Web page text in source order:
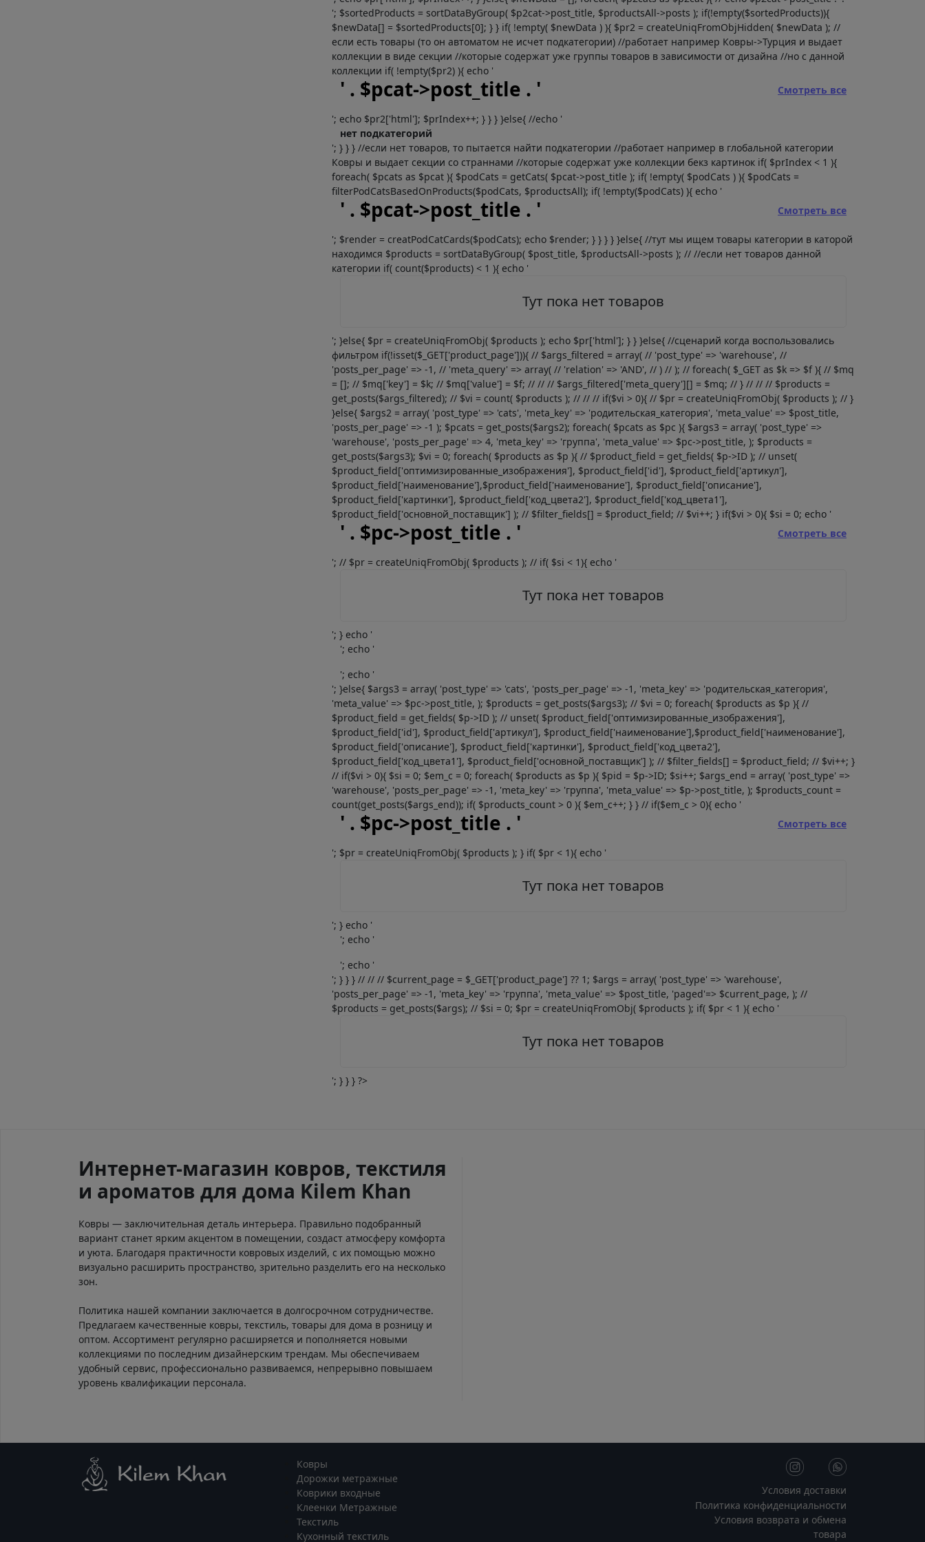
'; $sortedProducts = sortDataByGroup( $p2cat->post_title, $productsAll->posts ); if(!empty($sortedProducts)){
$newData[] = $sortedProducts[0]; } } if( !empty( $newData ) ){ $pr2 = createUniqFromObjHidden( $newData ); //
если есть товары (то он автоматом не исчет подкатегории) //работает например Ковры->Турция и выдает
коллекции в виде секции //которые содержат уже группы товаров в зависимости от дизайна //но с данной
коллекции if( !empty($pr2) ){ echo '
' . $pcat->post_title . ' Смотреть все
'; echo $pr2['html']; $prIndex++; } } } }else{ //echo '
нет подкатегорий
'; } } } //если нет товаров, то пытается найти подкатегории //работает например в глобальной категории
Ковры и выдает секции со страннами //которые содержат уже коллекции бекз картинок if( $prIndex < 1 ){
foreach( $pcats as $pcat ){ $podCats = getCats( $pcat->post_title ); if( !empty( $podCats ) ){ $podCats =
filterPodCatsBasedOnProducts($podCats, $productsAll); if( !empty($podCats) ){ echo '
' . $pcat->post_title . ' Смотреть все
'; $render = creatPodCatCards($podCats); echo $render; } } } } }else{ //тут мы ищем товары категории в каторой
находимся $products = sortDataByGroup( $post_title, $productsAll->posts ); // //если нет товаров данной
категории if( count($products) < 1 ){ echo '
Тут пока нет товаров
'; }else{ $pr = createUniqFromObj( $products ); echo $pr['html']; } } }else{ //сценарий когда воспользовались
фильтром if(!isset($_GET['product_page'])){ // $args_filtered = array( // 'post_type' => 'warehouse', //
'posts_per_page' => -1, // 'meta_query' => array( // 'relation' => 'AND', // ) // ); // foreach( $_GET as $k => $f ){ // $mq
= []; // $mq['key'] = $k; // $mq['value'] = $f; // // // $args_filtered['meta_query'][] = $mq; // } // // // $products =
get_posts($args_filtered); // $vi = count( $products ); // // // if($vi > 0){ // $pr = createUniqFromObj( $products ); // }
}else{ $args2 = array( 'post_type' => 'cats', 'meta_key' => 'родительская_категория', 'meta_value' => $post_title,
'posts_per_page' => -1 ); $pcats = get_posts($args2); foreach( $pcats as $pc ){ $args3 = array( 'post_type' =>
'warehouse', 'posts_per_page' => 4, 'meta_key' => 'группа', 'meta_value' => $pc->post_title, ); $products =
get_posts($args3); $vi = 0; foreach( $products as $p ){ // $product_field = get_fields( $p->ID ); // unset(
$product_field['оптимизированные_изображения'], $product_field['id'], $product_field['артикул'],
$product_field['наименование'],$product_field['наименование'], $product_field['описание'],
$product_field['картинки'], $product_field['код_цвета2'], $product_field['код_цвета1'],
$product_field['основной_поставщик'] ); // $filter_fields[] = $product_field; // $vi++; } if($vi > 0){ $si = 0; echo '
' . $pc->post_title . ' Смотреть все
'; // $pr = createUniqFromObj( $products ); // if( $si < 1){ echo '
Тут пока нет товаров
'; } echo '
'; echo '
'; echo '
'; }else{ $args3 = array( 'post_type' => 'cats', 'posts_per_page' => -1, 'meta_key' => 'родительская_категория',
'meta_value' => $pc->post_title, ); $products = get_posts($args3); // $vi = 0; foreach( $products as $p ){ //
$product_field = get_fields( $p->ID ); // unset( $product_field['оптимизированные_изображения'],
$product_field['id'], $product_field['артикул'], $product_field['наименование'],$product_field['наименование'],
$product_field['описание'], $product_field['картинки'], $product_field['код_цвета2'],
$product_field['код_цвета1'], $product_field['основной_поставщик'] ); // $filter_fields[] = $product_field; // $vi++; }
// if($vi > 0){ $si = 0; $em_c = 0; foreach( $products as $p ){ $pid = $p->ID; $si++; $args_end = array( 'post_type' =>
'warehouse', 'posts_per_page' => -1, 'meta_key' => 'группа', 'meta_value' => $p->post_title, ); $products_count =
count(get_posts($args_end)); if( $products_count > 0 ){ $em_c++; } } // if($em_c > 0){ echo '
' . $pc->post_title . ' Смотреть все
'; $pr = createUniqFromObj( $products ); } if( $pr < 1){ echo '
Тут пока нет товаров
'; } echo '
'; echo '
'; echo '
'; } } } // // // $current_page = $_GET['product_page'] ?? 1; $args = array( 'post_type' => 'warehouse',
'posts_per_page' => -1, 'meta_key' => 'группа', 'meta_value' => $post_title, 'paged'=> $current_page, ); //
$products = get_posts($args); // $si = 0; $pr = createUniqFromObj( $products ); if( $pr < 1 ){ echo '
Тут пока нет товаров
'; } } } ?>
Интернет-магазин ковров, текстиля
и ароматов для дома Kilem Khan
Ковры — заключительная деталь интерьера. Правильно подобранный
вариант станет ярким акцентом в помещении, создаст атмосферу комфорта
и уюта. Благодаря практичности ковровых изделий, с их помощью можно
визуально расширить пространство, зрительно разделить его на несколько
зон.
Политика нашей компании заключается в долгосрочном сотрудничестве.
Предлагаем качественные ковры, текстиль, товары для дома в розницу и
оптом. Ассортимент регулярно расширяется и пополняется новыми
коллекциями по последним дизайнерским трендам. Мы обеспечиваем
удобный сервис, профессионально развиваемся, непрерывно повышаем
уровень квалификации персонала.
Ковры
Дорожки метражные
Коврики входные
Клеенки Метражные
Текстиль
Кухонный текстиль
Условия доставки
Политика конфиденциальности
Условия возврата и обмена
товара